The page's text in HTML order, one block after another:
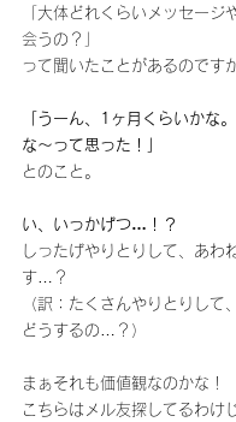
「大体どれくらいメッセージ
会うの？」
って聞いたことがあるのです
「うーん、1ヶ月くらいかな
な～って思った！」
とのこと。
い、いっかげつ…！？
しったげやりとりして、あわ
す…？
（訳：たくさんやりとりして
どうするの…？）
まぁそれも価値観なのかな！
こちらはメル友探してるわけ